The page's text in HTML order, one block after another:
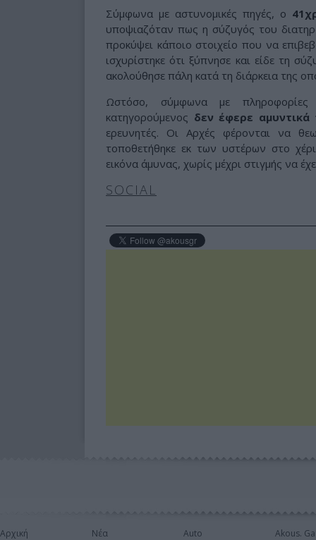
Σύμφωνα με αστυνομικές πηγές, ο
υποψιαζόταν πως η σύζυγός του
προκύψει κάποιο στοιχείο που να
ισχυρίστηκε ότι ξύπνησε και είδε τη
ακολούθησε πάλη κατά τη διάρκεια της
Ωστόσο, σύμφωνα με πληροφορίες
κατηγορούμενος δεν έφερε αμυντικά
ερευνητές. Οι Αρχές φέρονται να
τοποθετήθηκε εκ των υστέρων στο
εικόνα άμυνας, χωρίς μέχρι στιγμής να
SOCIAL
Αρχική
Νέα
Auto
Akous.